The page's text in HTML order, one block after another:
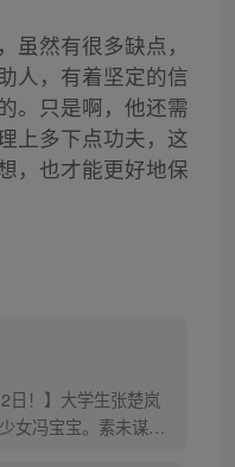
虽然有很多缺点，
人，有着坚定的信
。只是啊，他还需
上多下点功夫，这
，也才能更好地保
日！】大学生张楚岚
女冯宝宝。素未谋面